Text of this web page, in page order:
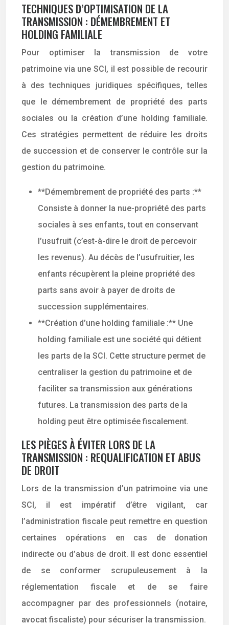
TECHNIQUES D’OPTIMISATION DE LA
TRANSMISSION : DÉMEMBREMENT ET
HOLDING FAMILIALE
Pour optimiser la transmission de votre
patrimoine via une SCI, il est possible de recourir
à des techniques juridiques spécifiques, telles
que le démembrement de propriété des parts
sociales ou la création d’une holding familiale.
Ces stratégies permettent de réduire les droits
de succession et de conserver le contrôle sur la
gestion du patrimoine.
**Démembrement de propriété des parts :**
Consiste à donner la nue-propriété des parts
sociales à ses enfants, tout en conservant
l’usufruit (c’est-à-dire le droit de percevoir
les revenus). Au décès de l’usufruitier, les
enfants récupèrent la pleine propriété des
parts sans avoir à payer de droits de
succession supplémentaires.
**Création d’une holding familiale :** Une
holding familiale est une société qui détient
les parts de la SCI. Cette structure permet de
centraliser la gestion du patrimoine et de
faciliter sa transmission aux générations
futures. La transmission des parts de la
holding peut être optimisée fiscalement.
LES PIÈGES À ÉVITER LORS DE LA
TRANSMISSION : REQUALIFICATION ET ABUS
DE DROIT
Lors de la transmission d’un patrimoine via une
SCI, il est impératif d’être vigilant, car
l’administration fiscale peut remettre en question
certaines opérations en cas de donation
indirecte ou d’abus de droit. Il est donc essentiel
de se conformer scrupuleusement à la
réglementation fiscale et de se faire
accompagner par des professionnels (notaire,
avocat fiscaliste) pour sécuriser la transmission.